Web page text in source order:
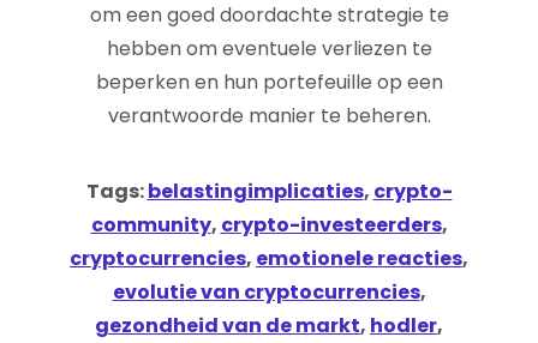
om een goed doordachte strategie te
hebben om eventuele verliezen te
beperken en hun portefeuille op een
verantwoorde manier te beheren.
Tags:belastingimplicaties, crypto-
community, crypto-investeerders,
cryptocurrencies, emotionele reacties,
evolutie van cryptocurrencies,
gezondheid van de markt, hodler,